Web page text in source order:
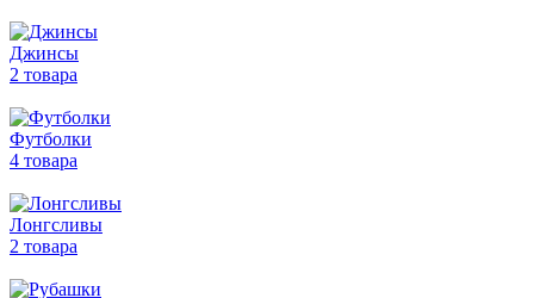
Джинсы
2 товара
Футболки
4 товара
Лонгсливы
2 товара